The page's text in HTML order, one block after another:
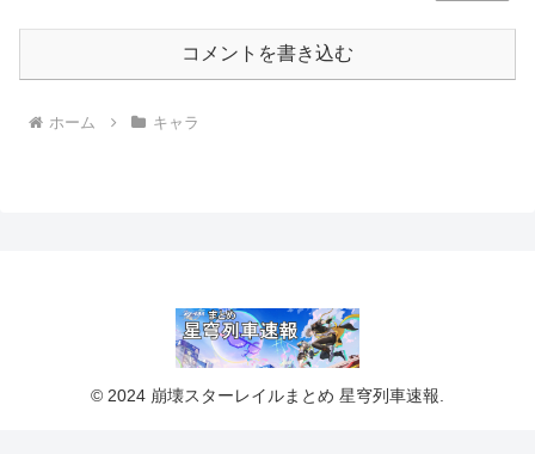
コメントを書き込む
ホーム キャラ
© 2024 崩壊スターレイルまとめ 星穹列車速報.